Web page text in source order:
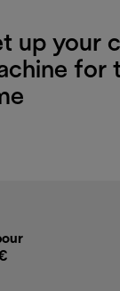
up your
for